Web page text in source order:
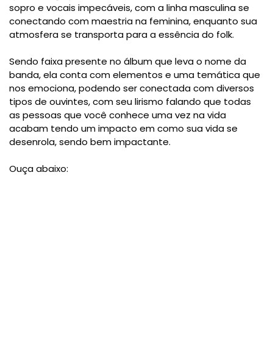
sopro e vocais impecáveis, com a linha masculina se
conectando com maestria na feminina, enquanto sua
atmosfera se transporta para a essência do folk.
Sendo faixa presente no álbum que leva o nome da
banda, ela conta com elementos e uma temática que
nos emociona, podendo ser conectada com diversos
tipos de ouvintes, com seu lirismo falando que todas
as pessoas que você conhece uma vez na vida
acabam tendo um impacto em como sua vida se
desenrola, sendo bem impactante.
Ouça abaixo: